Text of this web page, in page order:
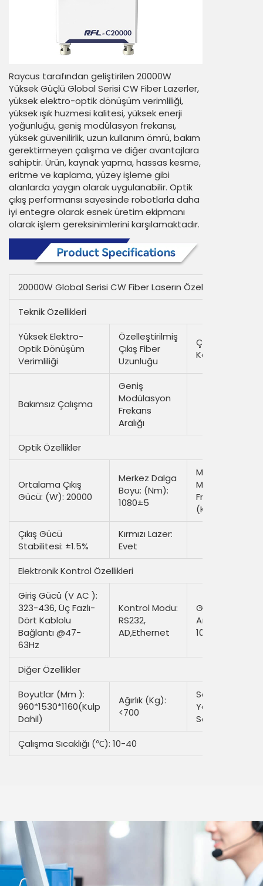
Raycus tarafından geliştirilen 20000W
Yüksek Güçlü Global Serisi CW Fiber Lazerler,
yüksek elektro-optik dönüşüm verimliliği,
yüksek ışık huzmesi kalitesi, yüksek enerji
yoğunluğu, geniş modülasyon frekansı,
yüksek güvenilirlik, uzun kullanım ömrü, bakım
gerektirmeyen çalışma ve diğer avantajlara
sahiptir. Ürün, kaynak yapma, hassas kesme,
eritme ve kaplama, yüzey işleme gibi
alanlarda yaygın olarak uygulanabilir. Optik
çıkış performansı sayesinde robotlarla daha
iyi entegre olarak esnek üretim ekipmanı
olarak işlem gereksinimlerini karşılamaktadır.
20000W Global Serisi CW Fiber Laserın Özellikleri
Teknik Özellikleri
Yüksek Elektro-
Optik Dönüşüm
Verimliliği
Özelleştirilmiş
Çıkış Fiber
Uzunluğu
Çıkış
Kablosu: QP
Bakımsız Çalışma
Geniş
Modülasyon
Frekans
Aralığı
Optik Özellikler
Ortalama Çıkış
Gücü: (W): 20000
Merkez Dalga
Boyu: (nm):
1080±5
Maksimum
Modülasyon
Frekansı:
(kHz): 2
Çıkış Gücü
Stabilitesi: ±1.5%
Kırmızı Lazer:
Evet
Elektronik Kontrol Özellikleri
Giriş Gücü (V AC ):
323-436, Üç Fazlı-
Dört Kablolu
Bağlantı @47-
63Hz
Kontrol Modu:
RS232,
AD,Ethernet
Güç Ayar
Aralığı (%):
10-100
Diğer Özellikler
Boyutlar (mm ):
960*1530*1160(kulp
Dahil)
Ağırlık (kg):
<700
Soğutma
Yöntemi: Su
Soğutma
Çalışma Sıcaklığı (℃): 10-40